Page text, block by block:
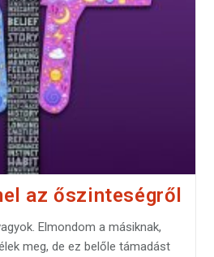
az őszinteségről
Elmondom a másiknak,
meg, de ez belőle támadást